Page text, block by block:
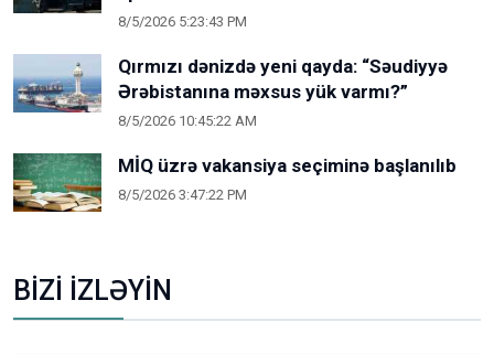
8/5/2026 5:23:43 PM
Qırmızı dənizdə yeni qayda: “Səudiyyə
Ərəbistanına məxsus yük varmı?”
8/5/2026 10:45:22 AM
MİQ üzrə vakansiya seçiminə başlanılıb
8/5/2026 3:47:22 PM
BİZİ İZLƏYİN